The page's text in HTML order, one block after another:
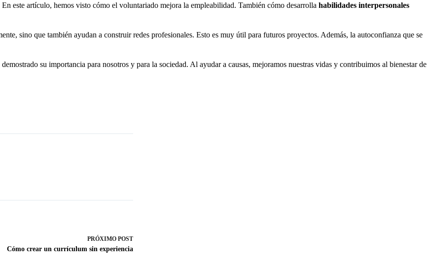
este artículo, hemos visto cómo el voluntariado mejora la empleabilidad. También cómo desarrolla habilidades interpersonales
sino que también ayudan a construir redes profesionales. Esto es muy útil para futuros proyectos. Además, la autoconfianza que se
su importancia para nosotros y para la sociedad. Al ayudar a causas, mejoramos nuestras vidas y contribuimos al bienestar de
PRÓXIMO POST
Cómo crear un currículum sin experiencia